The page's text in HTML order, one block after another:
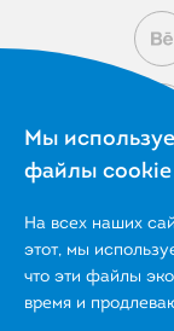
Мы
файлы cookie
На всех наших
этот, мы
что эти файлы
время и